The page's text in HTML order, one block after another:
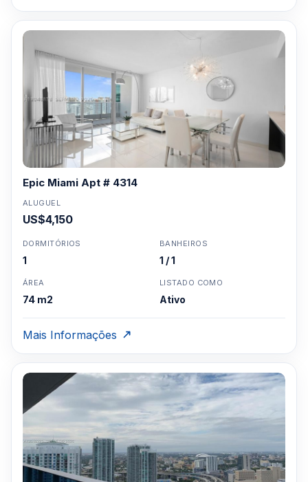
Epic Miami Apt # 4314
ALUGUEL
US$4,150
DORMITÓRIOS
1
BANHEIROS
1 / 1
ÁREA
74 m2
LISTADO COMO
Ativo
Mais Informações